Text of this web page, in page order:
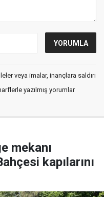
veya imalar, inançlara saldırı
yazılmış yorumlar
mekanı
kapılarını